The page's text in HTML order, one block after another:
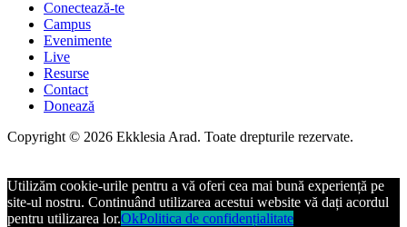
Conectează-te
Campus
Evenimente
Live
Resurse
Contact
Donează
Copyright © 2026 Ekklesia Arad. Toate drepturile rezervate.
Utilizăm cookie-urile pentru a vă oferi cea mai bună experiență pe
site-ul nostru. Continuând utilizarea acestui website vă dați acordul
pentru utilizarea lor.OkPolitica de confidențialitate